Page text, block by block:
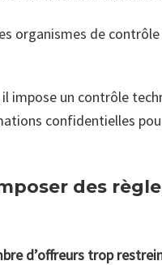
organismes de
impose un contrôle
confidentielles
des
d’offreurs trop